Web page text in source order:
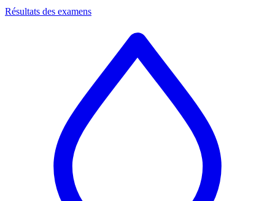
Résultats des examens